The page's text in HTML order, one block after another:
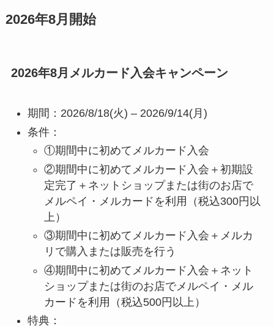
2026年8月開始
2026年8月メルカード入会キャンペーン
期間：2026/8/18(火) – 2026/9/14(月)
条件：
①期間中に初めてメルカード入会
②期間中に初めてメルカード入会＋初期設
定完了＋ネットショップまたは街のお店で
メルペイ・メルカードを利用（税込300円以
上）
③期間中に初めてメルカード入会＋メルカ
リで購入または販売を行う
④期間中に初めてメルカード入会＋ネット
ショップまたは街のお店でメルペイ・メル
カードを利用（税込500円以上）
特典：